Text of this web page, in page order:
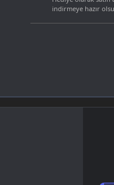
indirmeye hazır